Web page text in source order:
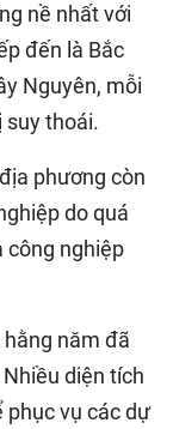
nề nhất với
đến là Bắc
Nguyên, mỗi
suy thoái.
phương còn
do quá
công nghiệp
năm đã
diện tích
vụ các dự